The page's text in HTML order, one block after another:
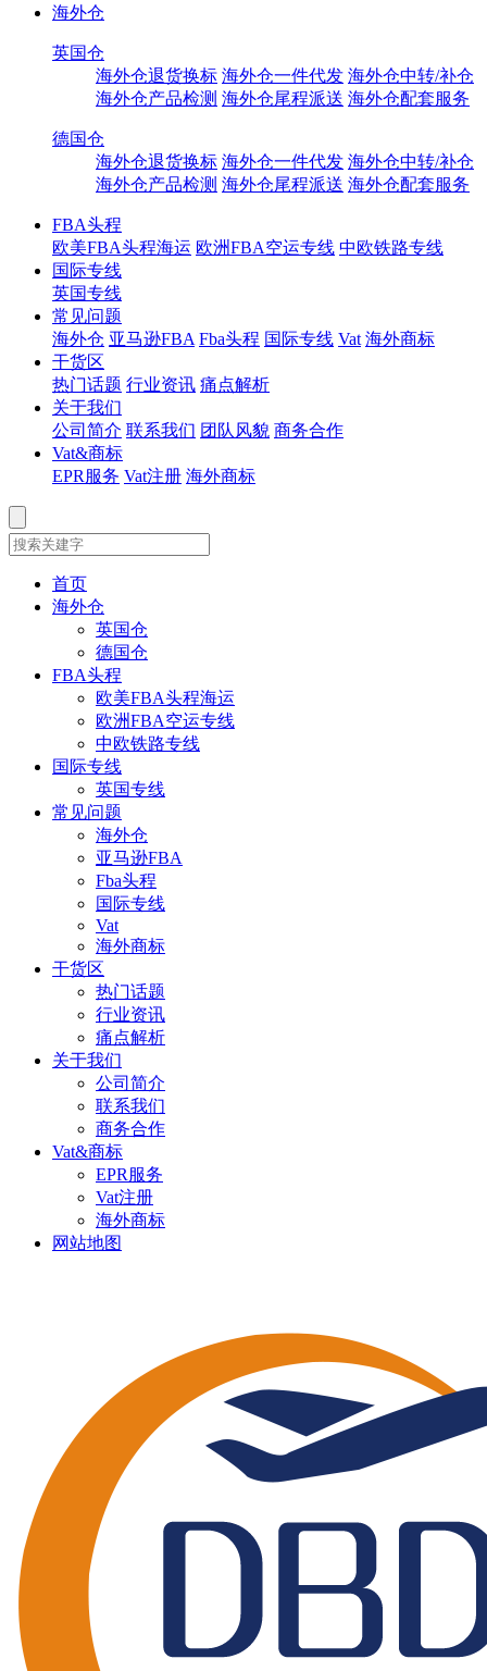
海外仓
英国仓
海外仓退货换标 海外仓一件代发 海外仓中转/补仓
海外仓产品检测 海外仓尾程派送 海外仓配套服务
德国仓
海外仓退货换标 海外仓一件代发 海外仓中转/补仓
海外仓产品检测 海外仓尾程派送 海外仓配套服务
FBA头程
欧美FBA头程海运 欧洲FBA空运专线 中欧铁路专线
国际专线
英国专线
常见问题
海外仓 亚马逊FBA Fba头程 国际专线 Vat 海外商标
干货区
热门话题 行业资讯 痛点解析
关于我们
公司简介 联系我们 团队风貌 商务合作
Vat&商标
EPR服务 Vat注册 海外商标
首页
海外仓
英国仓
德国仓
FBA头程
欧美FBA头程海运
欧洲FBA空运专线
中欧铁路专线
国际专线
英国专线
常见问题
海外仓
亚马逊FBA
Fba头程
国际专线
Vat
海外商标
干货区
热门话题
行业资讯
痛点解析
关于我们
公司简介
联系我们
商务合作
Vat&商标
EPR服务
Vat注册
海外商标
网站地图